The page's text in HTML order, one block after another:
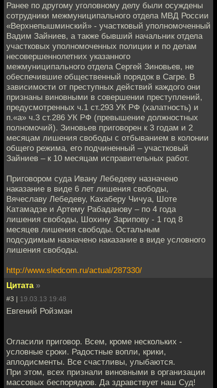
Ранее по другому уголовному делу были осуждены
сотрудники межмуниципального отдела МВД России
«Верхнепышминский» - участковый уполномоченный
Вадим Зайниев, а также бывший начальник отдела
участковых уполномоченных полиции и по делам
несовершеннолетних указанного
межмуниципального отдела Сергей Зиновьев, не
обеспечившие общественный порядок в Сагре. В
зависимости от преступных действий каждого они
признаны виновными в совершении преступлений,
предусмотренных ч.1 ст.293 УК РФ (халатность) и
п.«а» ч.3 ст.286 УК РФ (превышение должностных
полномочий). Зиновьев приговорен к 3 годам и 2
месяцам лишения свободы с отбыванием в колонии
общего режима, его подчиненный – участковый
Зайниев – к 10 месяцам исправительных работ.
Приговором суда Ивану Лебедеву назначено
наказание в виде 6 лет лишения свободы,
Вячеславу Лебедеву, Кахаберу Чичуа, Шоте
Катамадзе и Артему Рабаданову – по 4 года
лишения свободы, Шохину Зарипову - 1 год 8
месяцев лишения свободы. Остальным
подсудимым назначено наказание в виде условного
лишения свободы.
http://www.sledcom.ru/actual/287330/
Цитата »
#3 | 19.03.13 19:48
Евгений Ройзман
Огласили приговор. Всем, кроме нескольких -
условные сроки. Радостные вопли, крики,
аплодисменты. Все счастливы, улыбаются.
При этом, всех признали виновными в организации
массовых беспорядков. Да здравствует наш Суд!